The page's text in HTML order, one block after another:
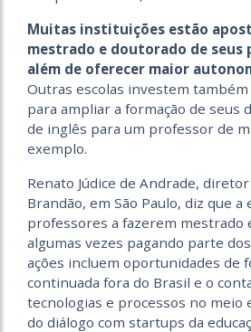
Muitas instituições estão
mestrado e doutorado de seus
além de oferecer maior
Outras escolas investem
para ampliar a formação de seus
de inglês para um professor de
exemplo.
Renato Júdice de Andrade,
Brandão, em São Paulo, diz que a
professores a fazerem mestrado
algumas vezes pagando parte
ações incluem oportunidades de
continuada fora do Brasil e o
tecnologias e processos no meio
do diálogo com startups da